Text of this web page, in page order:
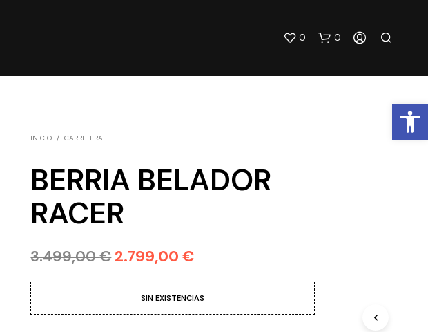
Abrir barra de herramientas
0 0
INICIO / CARRETERA
BERRIA BELADOR
RACER
3.499,00€2.799,00€
SIN EXISTENCIAS